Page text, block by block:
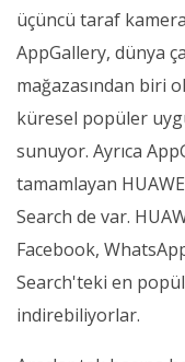
üçüncü taraf
AppGallery, dünya
mağazasından biri
küresel popüler
sunuyor. Ayrıca
tamamlayan
Search de var.
Facebook,
Search'teki en
indirebiliyorlar.